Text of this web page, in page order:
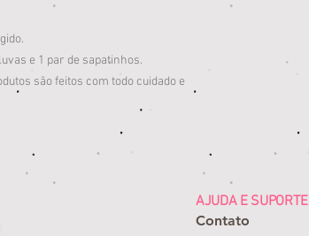
e 1 par de sapatinhos.
são feitos com todo cuidado e
AJUDA E SUPORTE
Contato